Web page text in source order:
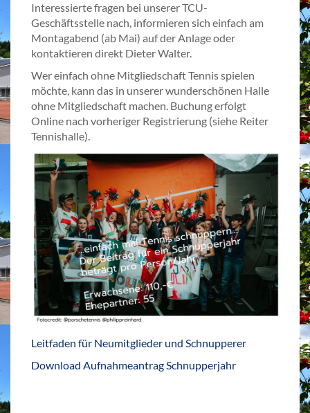
Interessierte fragen bei unserer TCU-
Geschäftsstelle nach, informieren sich einfach am
Montagabend (ab Mai) auf der Anlage oder
kontaktieren direkt Dieter Walter.
Wer einfach ohne Mitgliedschaft Tennis spielen
möchte, kann das in unserer wunderschönen Halle
ohne Mitgliedschaft machen. Buchung erfolgt
Online nach vorheriger Registrierung (siehe Reiter
Tennishalle).
Leitfaden für Neumitglieder und Schnupperer
Download Aufnahmeantrag Schnupperjahr